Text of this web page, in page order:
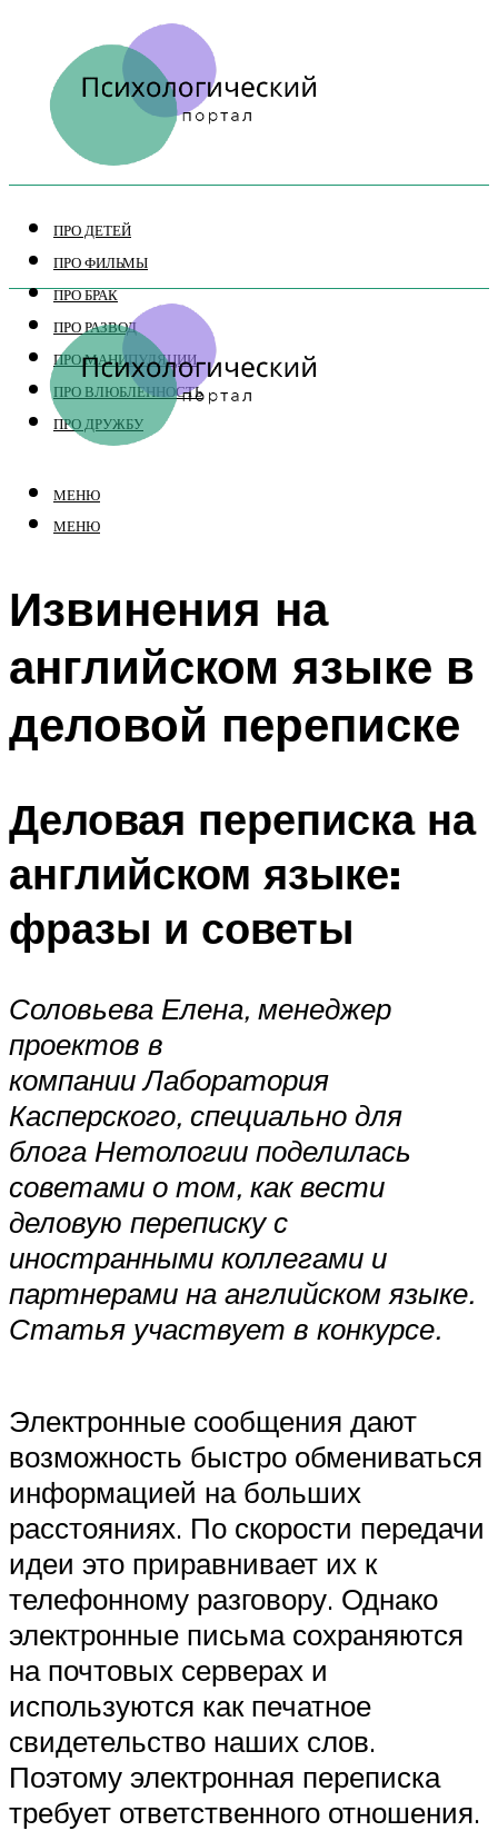
ПРО ДЕТЕЙ
ПРО ФИЛЬМЫ
ПРО БРАК
ПРО РАЗВОД
ПРО МАНИПУЛЯЦИИ
ПРО ВЛЮБЛЕННОСТЬ
ПРО ДРУЖБУ
МЕНЮ
МЕНЮ
Извинения на
английском языке в
деловой переписке
Деловая переписка на
английском языке:
фразы и советы
Соловьева Елена, менеджер
проектов в
компании Лаборатория
Касперского, специально для
блога Нетологии поделилась
советами о том, как вести
деловую переписку с
иностранными коллегами и
партнерами на английском языке.
Статья участвует в конкурсе.
Электронные сообщения дают
возможность быстро обмениваться
информацией на больших
расстояниях. По скорости передачи
идеи это приравнивает их к
телефонному разговору. Однако
электронные письма сохраняются
на почтовых серверах и
используются как печатное
свидетельство наших слов.
Поэтому электронная переписка
требует ответственного отношения.